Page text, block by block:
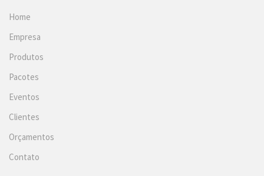
Home
Empresa
Produtos
Pacotes
Eventos
Clientes
Orçamentos
Contato